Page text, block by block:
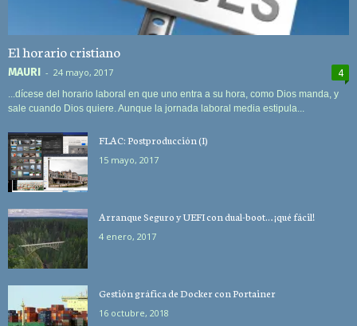
El horario cristiano
MAURI - 24 mayo, 2017 4
...dícese del horario laboral en que uno entra a su hora, como Dios manda, y
sale cuando Dios quiere. Aunque la jornada laboral media estipula...
FLAC: Postproducción (I)
15 mayo, 2017
Arranque Seguro y UEFI con dual-boot… ¡qué fácil!
4 enero, 2017
Gestión gráfica de Docker con Portainer
16 octubre, 2018